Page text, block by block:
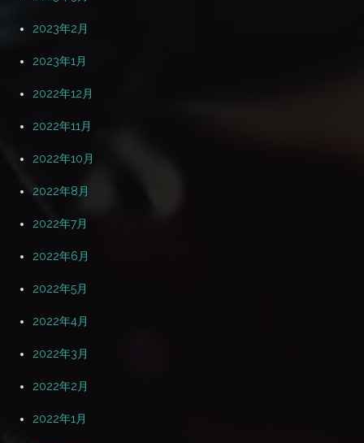
2023年2月
2023年1月
2022年12月
2022年11月
2022年10月
2022年8月
2022年7月
2022年6月
2022年5月
2022年4月
2022年3月
2022年2月
2022年1月